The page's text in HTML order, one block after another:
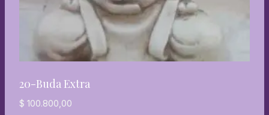
20-Buda Extra
$ 100.800,00